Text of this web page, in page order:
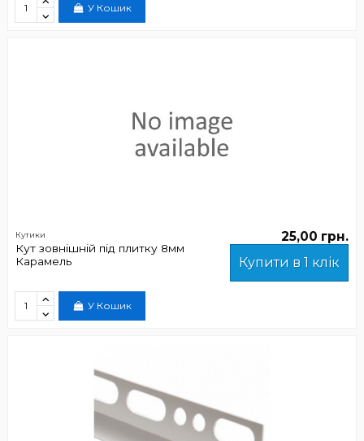
У Кошик
Кутики
Кут зовнішній під плитку 8мм
Карамель
25,00 грн.
Купити в 1 клік
У Кошик